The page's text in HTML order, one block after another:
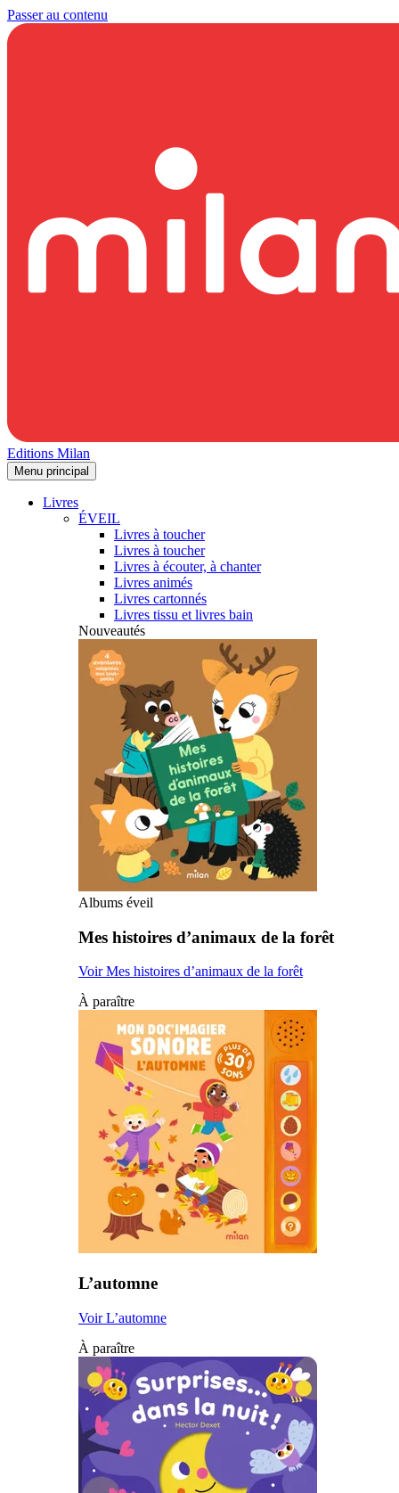
Passer au contenu
Editions Milan
Menu principal
Livres
ÉVEIL
Livres à toucher
Livres à toucher
Livres à écouter, à chanter
Livres animés
Livres cartonnés
Livres tissu et livres bain
Nouveautés
Albums éveil
Mes histoires d’animaux de la forêt
Voir Mes histoires d’animaux de la forêt
À paraître
L’automne
Voir L’automne
À paraître